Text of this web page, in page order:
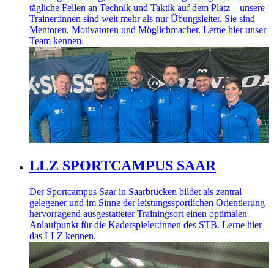
tägliche Feilen an Technik und Taktik auf dem Platz – unsere
Trainer:innen sind weit mehr als nur Übungsleiter. Sie sind
Mentoren, Motivatoren und Möglichmacher. Lerne hier unser
Team kennen.
LLZ SPORTCAMPUS SAAR
Der Sportcampus Saar in Saarbrücken bildet als zentral
gelegener und im Sinne der leistungssportlichen Orientierung
hervorragend ausgestatteter Trainingsort einen optimalen
Anlaufpunkt für die Kaderspieler:innen des STB. Lerne hier
das LLZ kennen.